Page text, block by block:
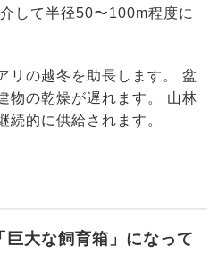
して半径50〜100m程度に
リの越冬を助長します。 盆
物の乾燥が遅れます。 山林
続的に供給されます。
巨大な飼育箱」になって